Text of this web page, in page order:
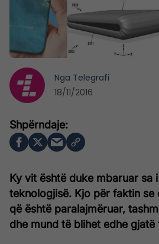
Ky vit është duke mbaruar sa
teknologjisë. Kjo për faktin
që është paralajmëruar,
dhe mund të blihet edhe
Nga Telegrafi
18/11/2016